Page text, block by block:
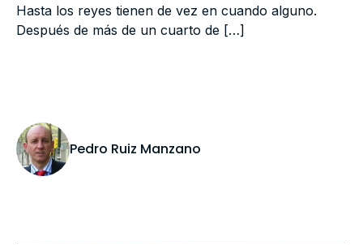
Hasta los reyes tienen de vez en cuando alguno.
Después de más de un cuarto de […]
Pedro Ruiz Manzano